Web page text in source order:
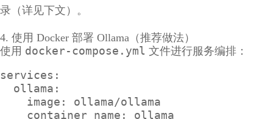
录（详见下文）。
4. 使用 Docker 部署 Ollama（推荐做法）
使用 docker-compose.yml 文件进行服务编排：
services:
  ollama:
    image: ollama/ollama
    container_name: ollama